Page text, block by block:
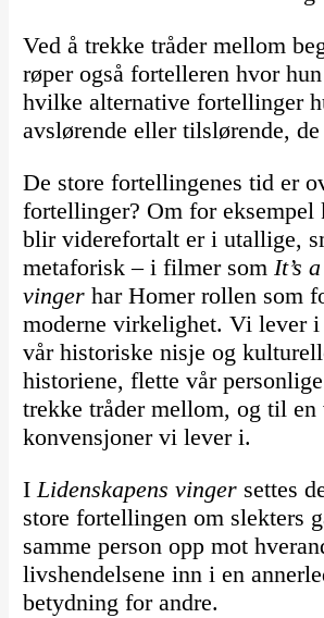
Ved å trekke tråder mellom
røper også fortelleren hvor
hvilke alternative fortellinger
avslørende eller tilslørende,
De store fortellingenes tid er
fortellinger? Om for
blir viderefortalt er i utallige,
metaforisk – i filmer som It’s
vingerhar Homer rollen som
moderne virkelighet. Vi lever
vår historiske nisje og
historiene, flette vår
trekke tråder mellom, og til
konvensjoner vi lever i.
ILidenskapens vingersettes
store fortellingen om slekters
samme person opp mot
livshendelsene inn i en
betydning for andre.